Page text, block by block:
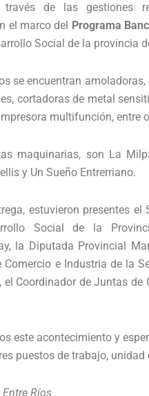
de las gestiones
el marco del Programa
Social de la provincia
se encuentran
cortadoras de metal
multifunción, entre
maquinarias, son La
y Un Sueño Entrerriano.
estuvieron presentes el
Social de la
la Diputada Provincial
Comercio e Industria de la
el Coordinador de Juntas
este acontecimiento y
puestos de trabajo,
Ríos